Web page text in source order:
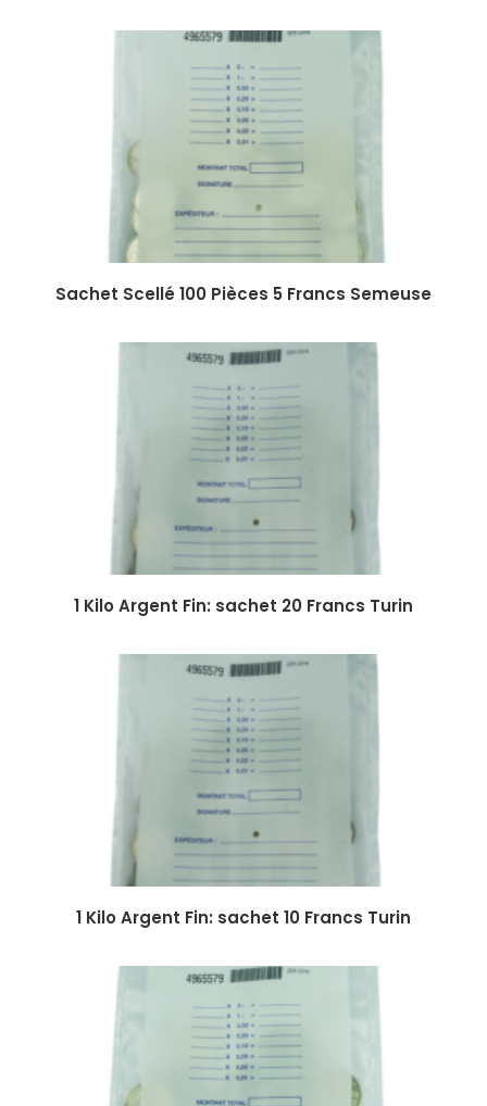
Sachet Scellé 100 Pièces 5 Francs Semeuse
1 Kilo Argent Fin: sachet 20 Francs Turin
1 Kilo Argent Fin: sachet 10 Francs Turin